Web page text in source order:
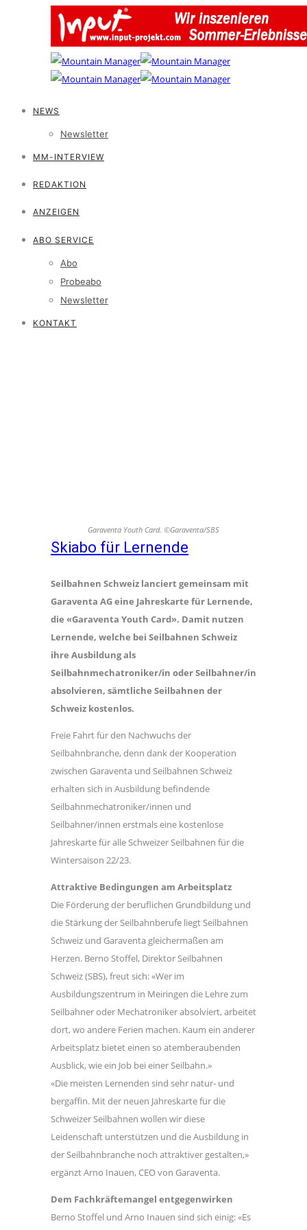
NEWS
Newsletter
MM-INTERVIEW
REDAKTION
ANZEIGEN
ABO SERVICE
Abo
Probeabo
Newsletter
KONTAKT
Garaventa Youth Card. ©Garaventa/SBS
Skiabo für Lernende
Seilbahnen Schweiz lanciert gemeinsam mit
Garaventa AG eine Jahreskarte für Lernende,
die «Garaventa Youth Card». Damit nutzen
Lernende, welche bei Seilbahnen Schweiz
ihre Ausbildung als
Seilbahnmechatroniker/in oder Seilbahner/in
absolvieren, sämtliche Seilbahnen der
Schweiz kostenlos.
Freie Fahrt für den Nachwuchs der
Seilbahnbranche, denn dank der Kooperation
zwischen Garaventa und Seilbahnen Schweiz
erhalten sich in Ausbildung befindende
Seilbahnmechatroniker/innen und
Seilbahner/innen erstmals eine kostenlose
Jahreskarte für alle Schweizer Seilbahnen für die
Wintersaison 22/23.
Attraktive Bedingungen am Arbeitsplatz
Die Förderung der beruflichen Grundbildung und
die Stärkung der Seilbahnberufe liegt Seilbahnen
Schweiz und Garaventa gleichermaßen am
Herzen. Berno Stoffel, Direktor Seilbahnen
Schweiz (SBS), freut sich: «Wer im
Ausbildungszentrum in Meiringen die Lehre zum
Seilbahner oder Mechatroniker absolviert, arbeitet
dort, wo andere Ferien machen. Kaum ein anderer
Arbeitsplatz bietet einen so atemberaubenden
Ausblick, wie ein Job bei einer Seilbahn.»
«Die meisten Lernenden sind sehr natur- und
bergaffin. Mit der neuen Jahreskarte für die
Schweizer Seilbahnen wollen wir diese
Leidenschaft unterstützen und die Ausbildung in
der Seilbahnbranche noch attraktiver gestalten,»
ergänzt Arno Inauen, CEO von Garaventa.
Dem Fachkräftemangel entgegenwirken
Berno Stoffel und Arno Inauen sind sich einig: «Es